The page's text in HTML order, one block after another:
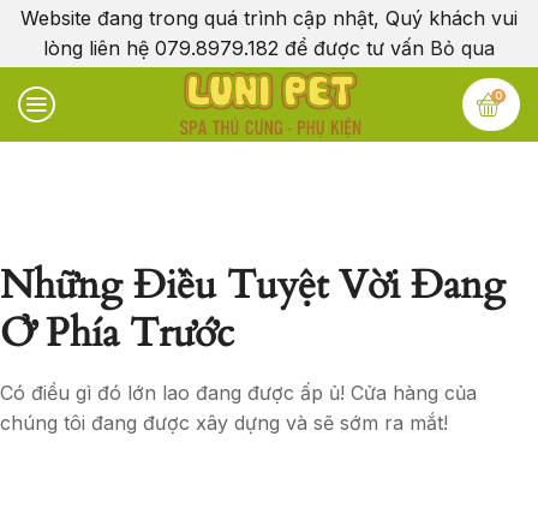
Website đang trong quá trình cập nhật, Quý khách vui
lòng liên hệ 079.8979.182 để được tư vấn Bỏ qua
0
Những Điều Tuyệt Vời Đang
Ở Phía Trước
Có điều gì đó lớn lao đang được ấp ủ! Cửa hàng của
chúng tôi đang được xây dựng và sẽ sớm ra mắt!